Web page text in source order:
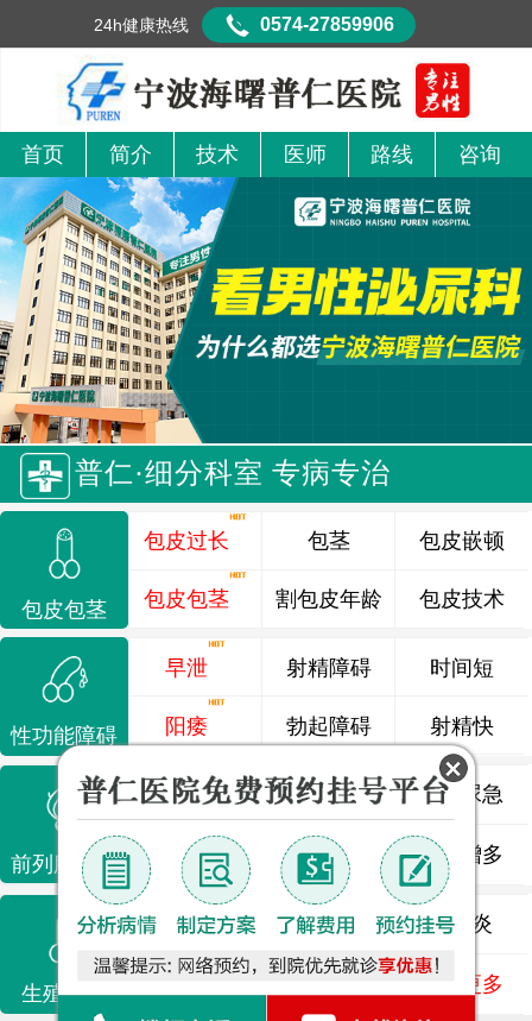
首页 简介 技术 医师 路线 咨询
普仁·细分科室 专病专治
包皮包茎
包皮过长
包皮包茎
包茎
割包皮年龄
包皮嵌顿
包皮技术
性功能障碍
早泄
阳痿
射精障碍
勃起障碍
时间短
射精快
前列腺疾病
前列腺炎 前列腺痛 尿频尿急
前列腺增生 排尿不畅 夜尿增多
生殖感染
龟头炎 睾丸炎 尿道炎
了解更多
24h健康热线 0574-27859906